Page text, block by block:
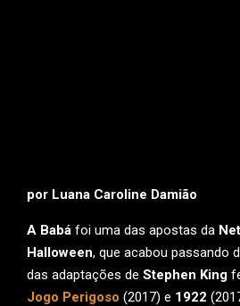
por Luana Caroline Damião
A Babá foi uma das apostas da
Halloween, que acabou passando
das adaptações de Stephen King
Jogo Perigoso (2017) e 1922